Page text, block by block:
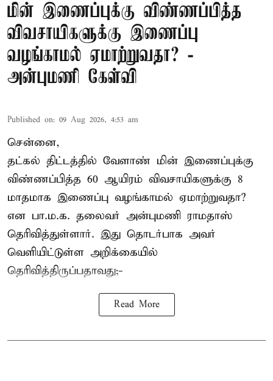
மின் இணைப்புக்கு விண்ணப்பித்த
விவசாயிகளுக்கு இணைப்பு
வழங்காமல் ஏமாற்றுவதா? -
அன்புமணி கேள்வி
Published on: 09 Aug 2026, 4:53 am
சென்னை,
தட்கல் திட்டத்தில் வேளாண் மின் இணைப்புக்கு
விண்ணப்பித்த 60 ஆயிரம் விவசாயிகளுக்கு 8
மாதமாக இணைப்பு வழங்காமல் ஏமாற்றுவதா?
என பா.ம.க. தலைவர் அன்புமணி ராமதாஸ்
தெரிவித்துள்ளார். இது தொடர்பாக அவர்
வெளியிட்டுள்ள அறிக்கையில்
தெரிவித்திருப்பதாவது;-
Read More